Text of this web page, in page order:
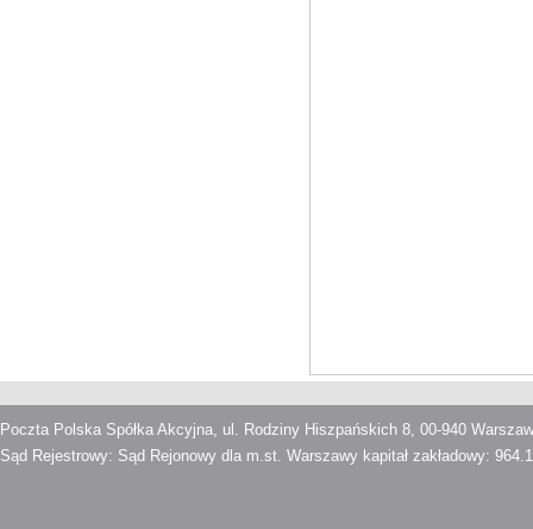
Poczta Polska Spółka Akcyjna, ul. Rodziny Hiszpańskich 8, 00-940
Sąd Rejestrowy: Sąd Rejonowy dla m.st. Warszawy kapitał zakładowy: